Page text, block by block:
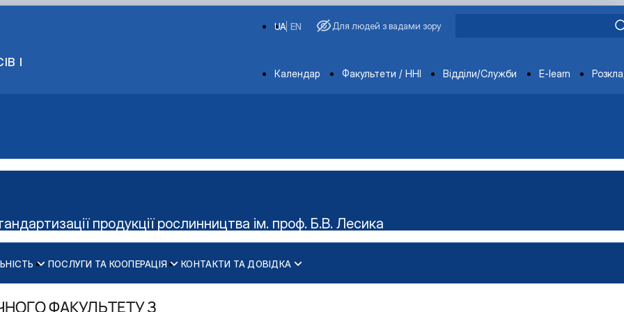
І
EN
UA Для людей з вадами зору
Departments
Календар Факультети / ННІ Відділи/Служби E-learn
продукції рослинництва ім. проф. Б.В. Лесика
Керівництво гуртка
ПОСЛУГИ ТА КООПЕРАЦІЯ КОНТАКТИ ТА ДОВІДКА
ФАКУЛЬТЕТУ З